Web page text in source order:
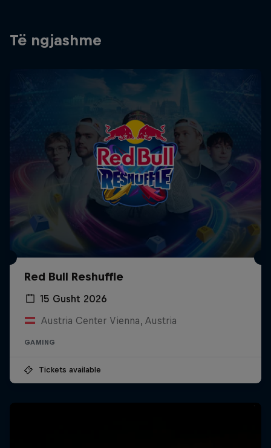
Të ngjashme
Red Bull Reshuffle
15 Gusht 2026
Austria Center Vienna, Austria
GAMING
Tickets available